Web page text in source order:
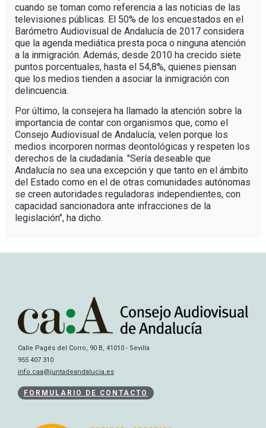
cuando se toman como referencia a las noticias de las
televisiones públicas. El 50% de los encuestados en el
Barómetro Audiovisual de Andalucía de 2017 considera
que la agenda mediática presta poca o ninguna atención
a la inmigración. Además, desde 2010 ha crecido siete
puntos porcentuales, hasta el 54,8%, quienes piensan
que los medios tienden a asociar la inmigración con
delincuencia.
Por último, la consejera ha llamado la atención sobre la
importancia de contar con organismos que, como el
Consejo Audiovisual de Andalucía, velen porque los
medios incorporen normas deontológicas y respeten los
derechos de la ciudadanía. "Sería deseable que
Andalucía no sea una excepción y que tanto en el ámbito
del Estado como en el de otras comunidades autónomas
se creen autoridades reguladoras independientes, con
capacidad sancionadora ante infracciones de la
legislación", ha dicho.
Calle Pagés del Corro, 90 B, 41010 - Sevilla
955 407 310
info.caa@juntadeandalucia.es
FORMULARIO DE CONTACTO